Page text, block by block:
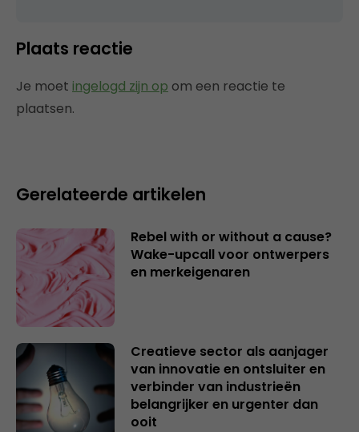
Plaats reactie
Je moet ingelogd zijn op om een reactie te
plaatsen.
Gerelateerde artikelen
Rebel with or without a cause?
Wake-upcall voor ontwerpers
en merkeigenaren
Creatieve sector als aanjager
van innovatie en ontsluiter en
verbinder van industrieën
belangrijker en urgenter dan
ooit